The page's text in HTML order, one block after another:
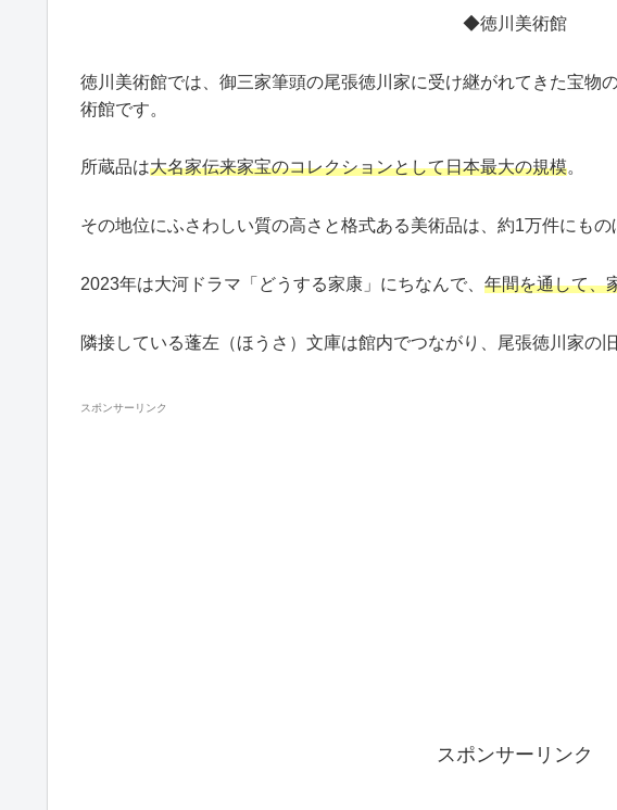
◆徳川美術館
徳川美術館では、御三家筆頭の尾張徳川家に受け継がれてきた宝物
術館です。
所蔵品は大名家伝来家宝のコレクションとして日本最大の規模。
その地位にふさわしい質の高さと格式ある美術品は、約1万件にもの
2023年は大河ドラマ「どうする家康」にちなんで、 年間を通して、
隣接している蓬左（ほうさ）文庫は館内でつながり、尾張徳川家の
スポンサーリンク
スポンサーリンク